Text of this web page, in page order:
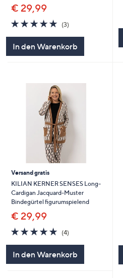
€ 29,99
5.0
von
(3)3
In den Warenkorb
Versand gratis
KILIAN KERNER SENSES Long-
Cardigan Jacquard-Muster
Bindegürtel figurumspielend
€ 29,99
5.0
von
(4)4
In den Warenkorb